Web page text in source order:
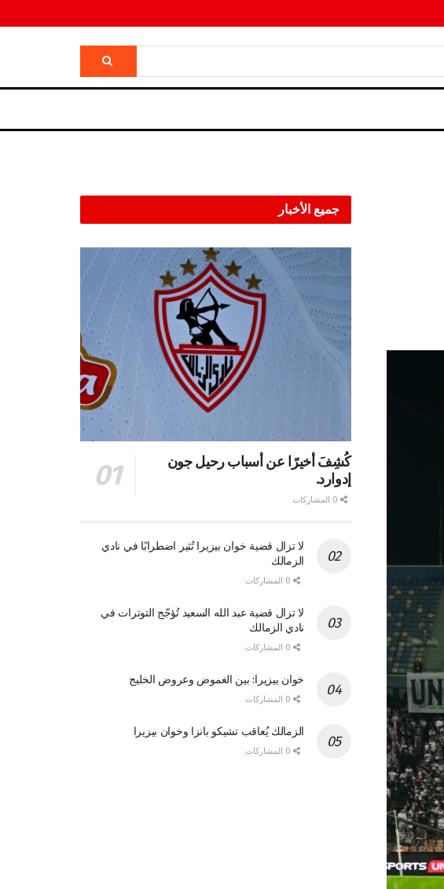
جميع الأخبار
كُشِفَ أخيرًا عن أسباب رحيل جون
إدوارد.
لا تزال قضية خوان بيزيرا تُثير اضطرابًا في نادي
الزمالك
لا تزال قضية عبد الله السعيد تُؤجّج التوترات في
نادي الزمالك
خوان بيزيرا: بين الغموض وعروض الخليج
الزمالك يُعاقب تشيكو بانزا وخوان بيزيرا